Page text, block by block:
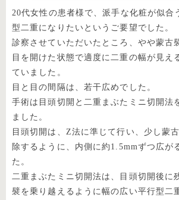
20代女性の患者様で、派手な化粧が似合
型二重になりたいというご要望でした。
診察させていただいたところ、やや蒙古
目を開けた状態で適度に二重の幅が見え
ていました。
目と目の間隔は、若干広めでした。
手術は目頭切開と二重まぶたミニ切開法
ました。
目頭切開は、Z法に準じて行い、少し蒙
除するように、内側に約1.5mmずつ広が
た。
二重まぶたミニ切開法は、目頭切開後に
襞を乗り越えるように幅の広い平行型二